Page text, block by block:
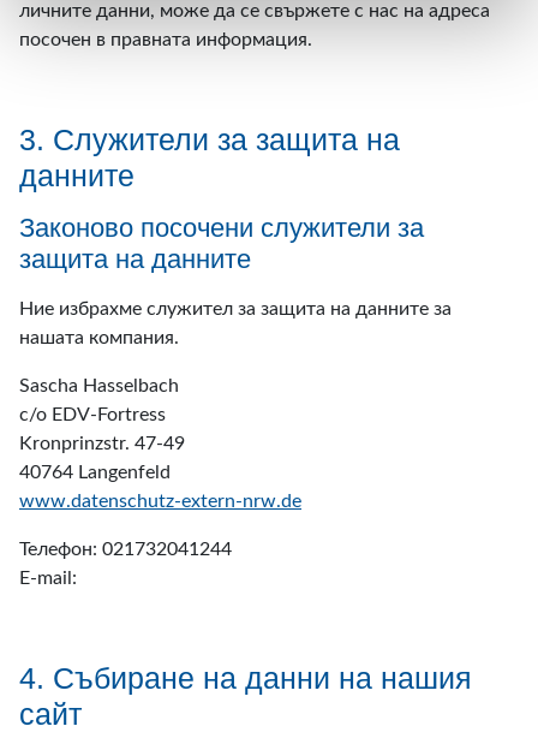
личните данни, може да се свържете с нас на адреса
посочен в правната информация.
3. Служители за защита на
данните
Законово посочени служители за
защита на данните
Ние избрахме служител за защита на данните за
нашата компания.
Sascha Hasselbach
c/o EDV-Fortress
Kronprinzstr. 47-49
40764 Langenfeld
www.datenschutz-extern-nrw.de
Телефон: 021732041244
E-mail:
4. Събиране на данни на нашия
сайт